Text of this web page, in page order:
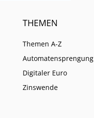
THEMEN
Themen A-Z
Automatensprengung
Digitaler Euro
Zinswende